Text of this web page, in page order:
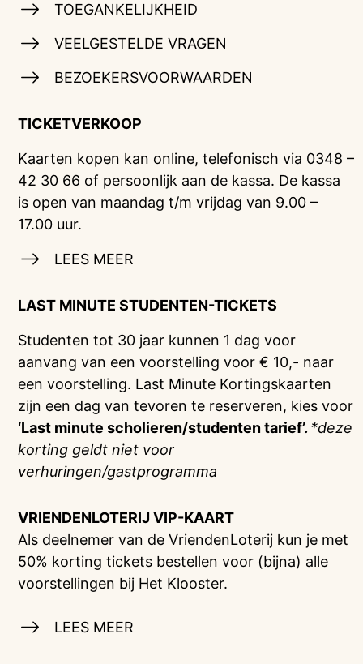
TOEGANKELIJKHEID
VEELGESTELDE VRAGEN
BEZOEKERSVOORWAARDEN
TICKETVERKOOP
Kaarten kopen kan online, telefonisch via 0348 –
42 30 66 of persoonlijk aan de kassa. De kassa
is open van maandag t/m vrijdag van 9.00 –
17.00 uur.
LEES MEER
LAST MINUTE STUDENTEN-TICKETS
Studenten tot 30 jaar kunnen 1 dag voor
aanvang van een voorstelling voor € 10,- naar
een voorstelling. Last Minute Kortingskaarten
zijn een dag van tevoren te reserveren, kies voor
‘Last minute scholieren/studenten tarief’. *deze
korting geldt niet voor
verhuringen/gastprogramma
VRIENDENLOTERIJVIP-KAART
Als deelnemer van de VriendenLoterij kun je met
50% korting tickets bestellen voor (bijna) alle
voorstellingen bij Het Klooster.
LEES MEER